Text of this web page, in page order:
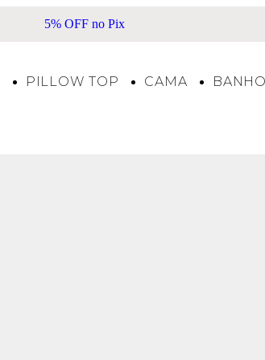
5% OFF no Pix
PILLOW TOP CAMA BANHO